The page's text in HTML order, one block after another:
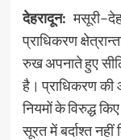
देहरादून:
प्राधिकरण
रुख अपनाते हुए
है। प्राधिकरण की
नियमों के विरुद्ध
सूरत में बर्दाश्त